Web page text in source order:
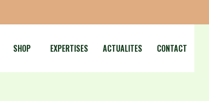
SHOP EXPERTISES ACTUALITES CONTACT